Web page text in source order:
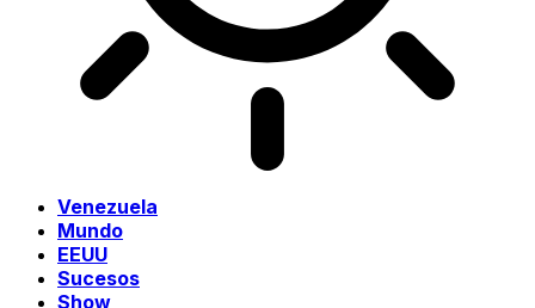
Venezuela
Mundo
EEUU
Sucesos
Show